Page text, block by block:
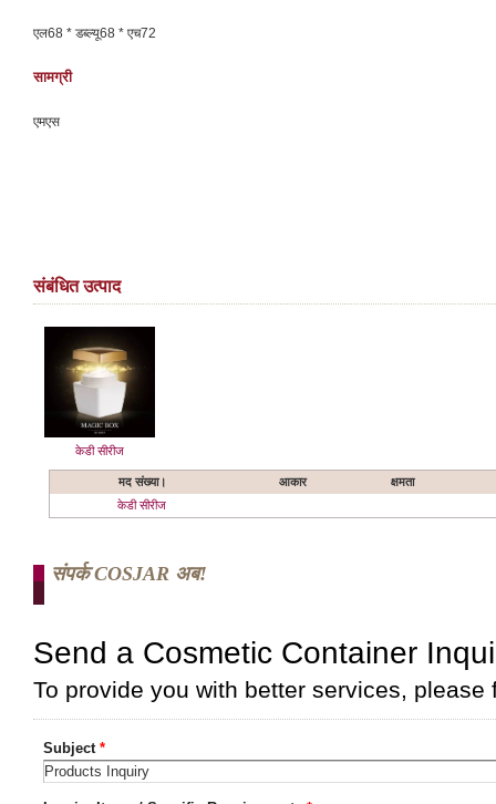
एल68 * डब्ल्यू68 * एच72
सामग्री
एमएस
संबंधित उत्पाद
केडी सीरीज
मद संख्या। आकार
क्षमता
केडी सीरीज
संपर्क COSJAR अब!